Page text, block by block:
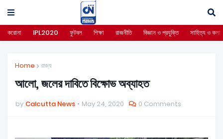
করোনা IPL2020 ফুটবল শিক্ষা রাজনীতি বিজ্ঞান ও প্রযুক্তি সাহিত্য ও কলা
Home রাজ্য
আলো, জলের দাবিতে বিক্ষোভ অব্যাহত
by Calcutta News May 24, 2020 0 Comments